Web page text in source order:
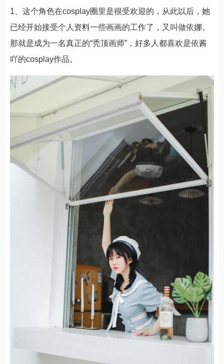
1、这个角色在cosplay圈里是很受欢迎的，从此以后，她
已经开始接受个人资料一些画画的工作了，又叫做依娜。
那就是成为一名真正的“秃顶画师”，好多人都喜欢是依酱
吖的cosplay作品。